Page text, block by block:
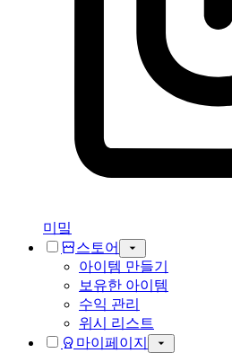
미밐
스토어
아이템 만들기
보유한 아이템
수익 관리
위시 리스트
마이페이지